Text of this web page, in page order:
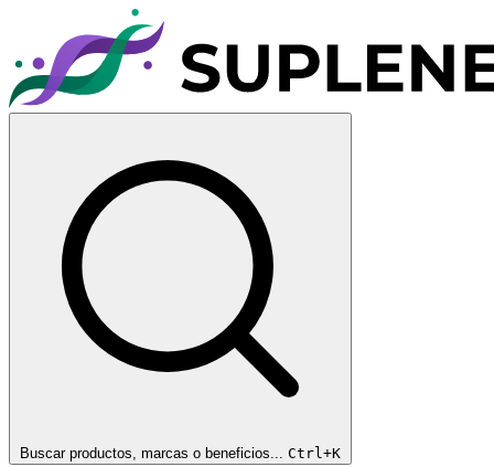
Buscar productos, marcas o beneficios... Ctrl+K